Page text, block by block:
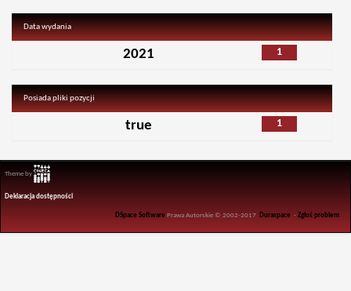
Data wydania
1
2021
Posiada pliki pozycji
1
true
Theme by
Deklaracja dostępności
DSpace Software Prawa Autorskie © 2002-2017 Duraspace -Zgłoś problem